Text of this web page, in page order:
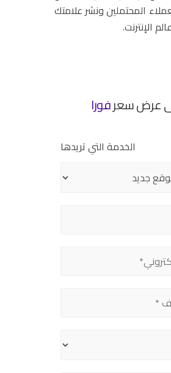
المحتملين ونشر علامتك
الإنترنت.
عرض سعرفورا
الخدمة التي تريدها